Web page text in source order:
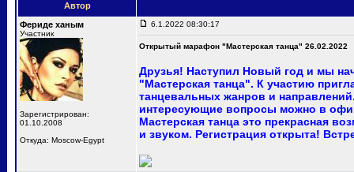
Автор
Фериде ханым
Участник
Зарегистрирован:
01.10.2008
Откуда: Moscow-Egypt
6.1.2022 08:30:17
Открытый марафон "Мастерская танца" 26.02.2022
Друзья! Наступил Новый год и мы
"Мастерская танца". К участию
танцевальных жанров и
интересующие вопросы можно в
Мастерская танца это прекрасная
и звуком. Регистрация открыта!